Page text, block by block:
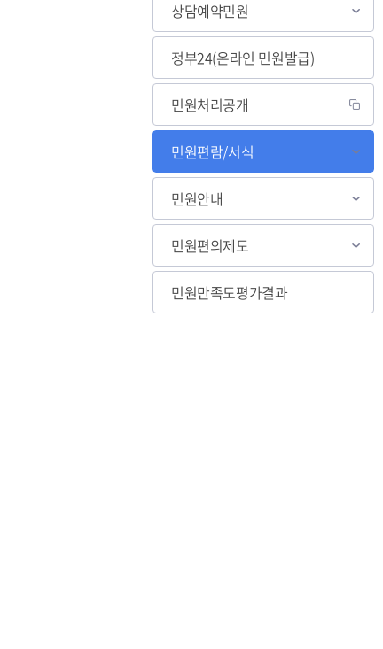
상담예약민원
정부24(온라인 민원발급)
민원처리공개
민원편람/서식
민원안내
민원편의제도
민원만족도평가결과